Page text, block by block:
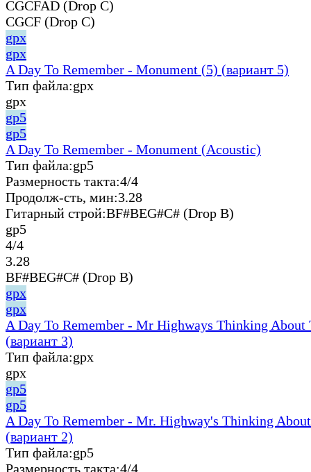
CGCFAD (Drop C)
CGCF (Drop C)
gpx
gpx
A Day To Remember - Monument (5) (вариант 5)
Тип файла:gpx
gpx
gp5
gp5
A Day To Remember - Monument (Acoustic)
Тип файла:gp5
Размерность такта:4/4
Продолж-сть, мин:3.28
Гитарный строй:BF#BEG#C# (Drop B)
gp5
4/4
3.28
BF#BEG#C# (Drop B)
gpx
gpx
A Day To Remember - Mr Highways Thinking About
(вариант 3)
Тип файла:gpx
gpx
gp5
gp5
A Day To Remember - Mr. Highway's Thinking
(вариант 2)
Тип файла:gp5
Размерность такта:4/4